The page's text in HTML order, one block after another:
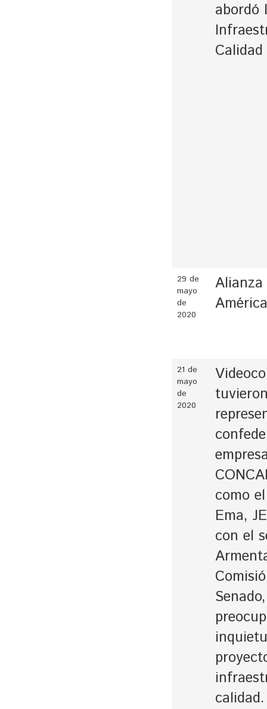
abordó
Calidad
29 de
mayo
de
2020
América
21 de
mayo
de
2020
como
Ema,
con el
calidad.